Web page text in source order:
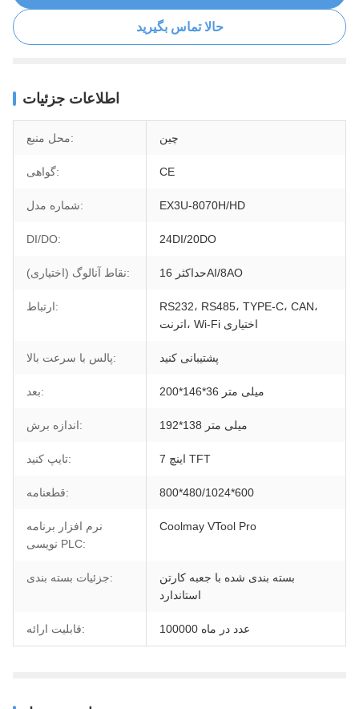
حالا تماس بگیرید
اطلاعات جزئیات
محل منبع: چین
گواهی: CE
شماره مدل: EX3U-8070H/HD
DI/DO: 24DI/20DO
نقاط آنالوگ (اختیاری): حداکثر 16AI/8AO
ارتباط:
RS232، RS485، TYPE-C، CAN،
اترنت، Wi-Fi اختیاری
پالس با سرعت بالا: پشتیبانی کنید
بعد: 200*146*36 میلی متر
اندازه برش: 192*138 میلی متر
تایپ کنید: 7 اینچ TFT
قطعنامه: 800*480/1024*600
نرم افزار برنامه
نویسی PLC:
Coolmay VTool Pro
جزئیات بسته بندی:
بسته بندی شده با جعبه کارتن
استاندارد
قابلیت ارائه: 100000 عدد در ماه